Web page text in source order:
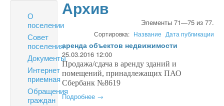
О
поселении
Совет
поселения
Документы
Интернет
приемная
Обращения
граждан
Архив
Элементы 71—75 из 77.
Сортировка: Название
Дата публикации
аренда объектов недвижимости
25.03.2016 12:00
Продажа/сдача в аренду зданий и
помещений, принадлежащих ПАО
Сбербанк №8619
Подробнее →